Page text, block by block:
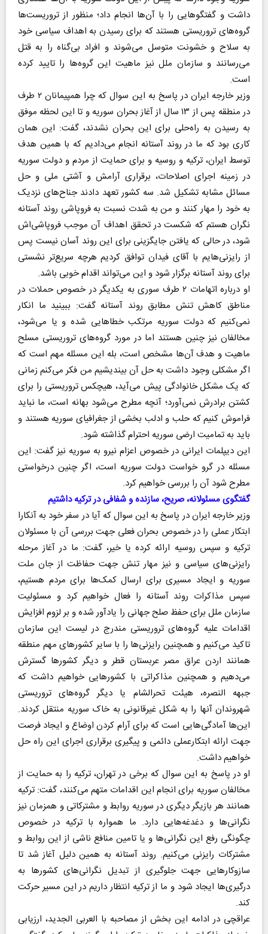
داشت و گفتگوهایی را با آن‌ها انجام داد؛ منظور از تروریست‌ها
گروه‌های تروریستی هستند که برای رسیدن به اهداف سیاسی خود
به سلاح و خشونت متوسل می‌شوند و افراد بی‌گناه را به قتل
می‌رسانند و سازمان ملل نیز ماهیت این گروه‌ها را تایید کرده
است.
وزیر خارجه ایران در پاسخ به این سوال که چرا همپیمانان ۲ طرف
در منطقه پس از ۱۳ سال از آغاز بحران سوریه و تا این لحظه موفق
به رسیدن به راه‌حلی برای این بحران نشدند، گفت: این همان
کاری بود که ما در روند آستانه انجام می‌دادیم که با همین هدف
توسط ایران، ترکیه و روسیه و برای حمایت از مردم و دولت سوریه
در زمینه اجرای اصلاحات، برقراری آرامش و آشتی ملی و حل
مسائل مشابه تشکیل شد. سه کشور تعهد دادند جناح‌های نزدیک
به خود را مهار کنند و من به شدت نسبت به فروپاشی روند آستانه
نگران هستم که شکست در تحقق اهداف آن موجب فروپاشی‌اش
شود، در حالی که یافتن جایگزینی برای این روند آسان نیست پس
از رایزنی‌هایم با آقای فیدان توافق کردیم هرچه سریع‌تر نشستی
برای روند آستانه برگزار شود و این می‌تواند اقدام خوبی باشد.
او درباره اتهامات ۲ طرف سوری به یکدیگر در خصوص حملات در
مناطق کاهش تنش مطابق روند آستانه گفت: ببینید ما انکار
نمی‌کنیم که دولت سوریه مرتکب خطاهایی شده و یا می‌شود،
مخالفان نیز چنین هستند اما در مورد گروه‌های تروریستی مسلح
ماهیت و هدف آن‌ها مشخص است، بله این مسئله مهم است که
اگر مشکلی وجود داشت به حل آن بیندیشیم من فکر می‌کنم زمانی
که یک مشکل خانوادگی پیش می‌آید، هیچکس تروریستی را برای
کشتن برادرش نمی‌آورد؛ آنچه مطرح می‌شود بهانه است، ما نباید
فراموش کنیم که حلب و ادلب بخشی از جغرافیای سوریه هستند و
باید به تمامیت ارضی سوریه احترام گذاشته شود.
این دیپلمات ایرانی در خصوص اعزام نیرو به سوریه نیز گفت: این
مسئله در گرو خواست دولت سوریه است، اگر چنین درخواستی
مطرح شود آن را بررسی خواهیم کرد.
گفتگوی مسئولانه، صریح، سازنده و شفافی در ترکیه داشتیم
وزیر خارجه ایران در پاسخ به این سوال که آیا در سفر خود به آنکارا
ابتکار عملی را در خصوص بحران فعلی جهت بررسی آن با مسئولان
ترکیه و سپس روسیه ارائه کرده یا خیر، گفت: ما در آغاز مرحله
رایزنی‌های سیاسی و نیز مهار تنش جهت حفاظت از جان ملت
سوریه و ایجاد مسیری برای ارسال کمک‌ها برای مردم هستیم،
سپس مذاکرات روند آستانه را فعال خواهیم کرد و مسئولیت
سازمان ملل برای حفظ صلح جهانی را یادآور شده و بر لزوم افزایش
اقدامات علیه گروه‌های تروریستی مندرج در لیست این سازمان
تاکید می‌کنیم و همچنین رایزنی‌ها را با سایر کشورهای مهم منطقه
همانند اردن عراق مصر عربستان قطر و دیگر کشورها گسترش
می‌دهیم و همچنین مذاکراتی با کشورهایی خواهیم داشت که
جبهه النصره، هیئت تحرالشام یا دیگر گروه‌های تروریستی
شهروندان آنها را به شکل غیرقانونی به خاک سوریه منتقل کردند.
این‌ها آمادگی‌هایی است که برای آرام کردن اوضاع و ایجاد فرصت
جهت ارائه ابتکارعملی دائمی و پیگیری برقراری اجرای این راه حل
خواهیم داشت.
او در پاسخ به این سوال که برخی در تهران، ترکیه را به حمایت از
مخالفان سوریه برای انجام این اقدامات متهم می‌کنند، گفت: ترکیه
همانند هر بازیگر دیگری در سوریه روابط و مشترکاتی و همزمان نیز
نگرانی‌ها و دغدغه‌هایی دارد. ما همواره با ترکیه در خصوص
چگونگی رفع این نگرانی‌ها و یا تامین منافع ناشی از این روابط و
مشترکات رایزنی می‌کنیم. روند آستانه به همین دلیل آغاز شد تا
سازوکارهایی جهت جلوگیری از تبدیل نگرانی‌های کشورها به
درگیری‌ها ایجاد شود و ما از ترکیه انتظار داریم در این مسیر حرکت
کند.
عراقچی در ادامه این بخش از مصاحبه با العربی الجدید، ارزیابی